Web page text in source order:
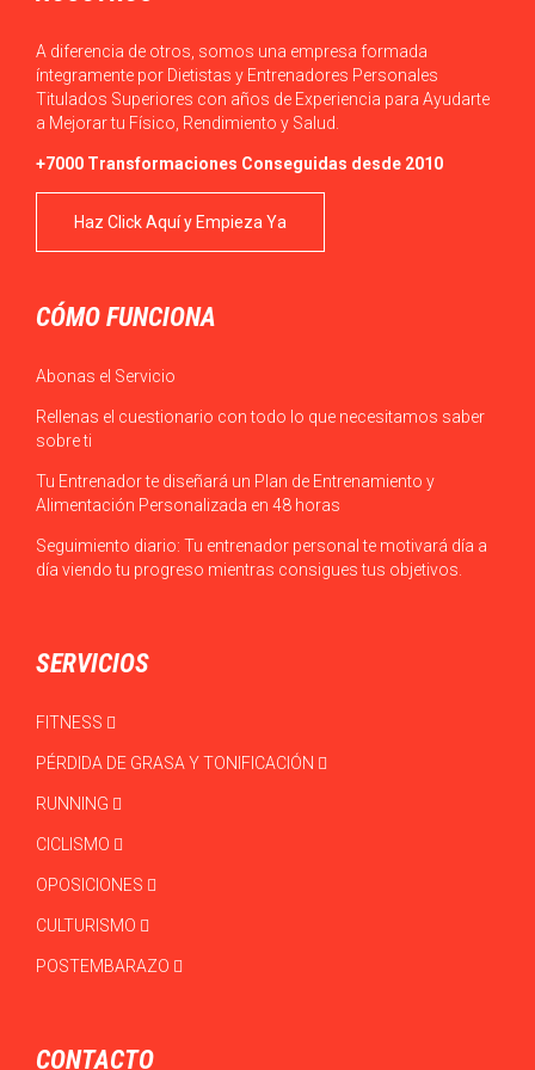
A diferencia de otros, somos una empresa formada
íntegramente por Dietistas y Entrenadores Personales
Titulados Superiores con años de Experiencia para Ayudarte
a Mejorar tu Físico, Rendimiento y Salud.
+7000 Transformaciones Conseguidas desde 2010
Haz Click Aquí y Empieza Ya
CÓMO FUNCIONA
Abonas el Servicio
Rellenas el cuestionario con todo lo que necesitamos saber
sobre ti
Tu Entrenador te diseñará un Plan de Entrenamiento y
Alimentación Personalizada en 48 horas
Seguimiento diario: Tu entrenador personal te motivará día a
día viendo tu progreso mientras consigues tus objetivos.
SERVICIOS
FITNESS
PÉRDIDA DE GRASA Y TONIFICACIÓN
RUNNING
CICLISMO
OPOSICIONES
CULTURISMO
POSTEMBARAZO
CONTACTO